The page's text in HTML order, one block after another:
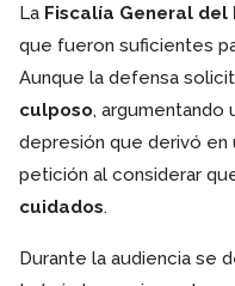
La Fiscalía General del
que fueron suficientes
Aunque la defensa
culposo, argumentando
depresión que derivó en
petición al considerar
cuidados.
Durante la audiencia se